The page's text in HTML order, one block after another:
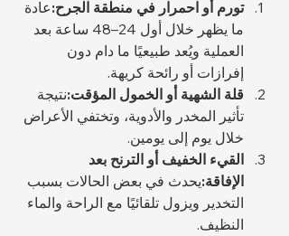
تورم أو احمرار في منطقة الجرح:عادة
ما يظهر خلال أول 24–48 ساعة بعد
العملية ويُعد طبيعيًا ما دام دون
إفرازات أو رائحة كريهة.
قلة الشهية أو الخمول المؤقت:نتيجة
تأثير المخدر والأدوية، وتختفي الأعراض
خلال يوم إلى يومين.
القيء الخفيف أو الترنح بعد
الإفاقة:يحدث في بعض الحالات بسبب
التخدير ويزول تلقائيًا مع الراحة والماء
النظيف.